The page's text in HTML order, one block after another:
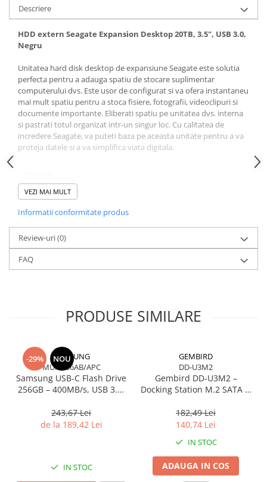
Descriere
HDD extern Seagate Expansion Desktop 20TB, 3.5", USB 3.0,
Negru
Unitatea hard disk desktop de expansiune Seagate este solutia
perfecta pentru a adauga spatiu de stocare suplimentar
computerului dvs. Este usor de configurat si va ofera instantaneu
mai mult spatiu pentru a stoca fisiere, fotografii, videoclipuri si
documente importante. Eliberati spatiu pe unitatea dvs. interna
si pastrati totul organizat intr-un singur loc. Cu calitatea de
incredere Seagate, va puteti baza pe aceasta unitate pentru a va
proteja datele si a va simplifica viata digitala.
instantanee
prin conectare
Adaugati spatiu
cateva secunde
expansiune
imediat din cutie.
Si experimentati
de date pentru
Windows® si
Mac® cu
conectivitate USB
3.0.
Unitatea hard
VEZI MAI MULT
Informatii conformitate produs
Review-uri(0)
FAQ
PRODUSE SIMILARE
-29% NOU
SAMSUNG
MUF-256AB/APC
Samsung USB‑C Flash Drive
256GB – 400MB/s, USB 3.1,
243,67 Lei
de la 189,42 Lei
IN STOC
GEMBIRD
DD-U3M2
Gembird DD‑U3M2 –
Docking Station M.2 SATA &
Black
182,49 Lei
140,74 Lei
IN STOC
ADAUGA IN COS